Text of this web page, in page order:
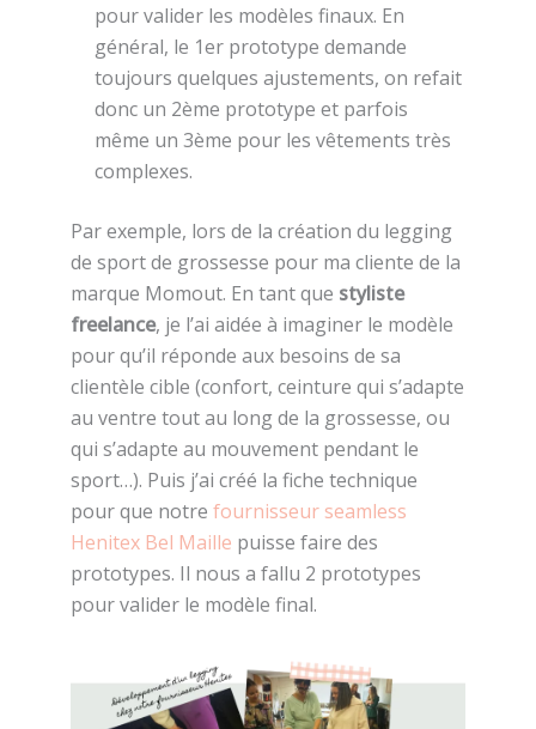
pour valider les modèles finaux. En
général, le 1er prototype demande
toujours quelques ajustements, on refait
donc un 2ème prototype et parfois
même un 3ème pour les vêtements très
complexes.
Par exemple, lors de la création du legging
de sport de grossesse pour ma cliente de la
marque Momout. En tant que styliste
freelance, je l’ai aidée à imaginer le modèle
pour qu’il réponde aux besoins de sa
clientèle cible (confort, ceinture qui s’adapte
au ventre tout au long de la grossesse, ou
qui s’adapte au mouvement pendant le
sport…). Puis j’ai créé la fiche technique
pour que notre fournisseur seamless
Henitex Bel Maille puisse faire des
prototypes. Il nous a fallu 2 prototypes
pour valider le modèle final.